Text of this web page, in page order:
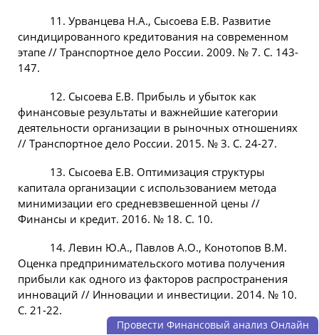
11. Урванцева Н.А., Сысоева Е.В. Развитие
синдицированного кредитования на современном
этапе // Транспортное дело России. 2009. № 7. С. 143-
147.
12. Сысоева Е.В. Прибыль и убыток как
финансовые результаты и важнейшие категории
деятельности организации в рыночных отношениях
// Транспортное дело России. 2015. № 3. С. 24-27.
13. Сысоева Е.В. Оптимизация структуры
капитала организации с использованием метода
минимизации его средневзвешенной цены //
Финансы и кредит. 2016. № 18. С. 10.
14. Левин Ю.А., Павлов А.О., Конотопов В.М.
Оценка предпринимательского мотива получения
прибыли как одного из факторов распространения
инноваций // Инновации и инвестиции. 2014. № 10.
С. 21-22.
Провести Финансовый анализ Онлайн